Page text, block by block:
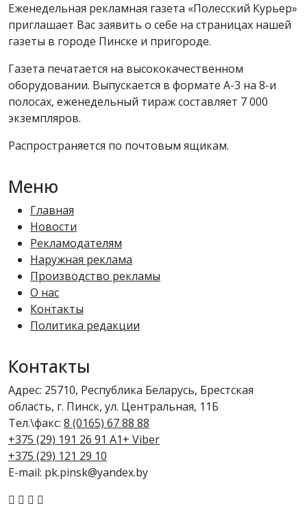
Еженедельная рекламная газета «Полесский Курьер»
приглашает Вас заявить о себе на страницах нашей
газеты в городе Пинске и пригороде.
Газета печатается на высококачественном
оборудовании. Выпускается в формате А-3 на 8-и
полосах, еженедельный тираж составляет 7 000
экземпляров.
Распространяется по почтовым ящикам.
Меню
Главная
Новости
Рекламодателям
Наружная реклама
Производство рекламы
О нас
Контакты
Политика редакции
Контакты
Адрес: 25710, Республика Беларусь, Брестская
область, г. Пинск, ул. Центральная, 11Б
Тел.\факс: 8 (0165) 67 88 88
+375 (29) 191 26 91 A1+ Viber
+375 (29) 121 29 10
E-mail: pk.pinsk@yandex.by